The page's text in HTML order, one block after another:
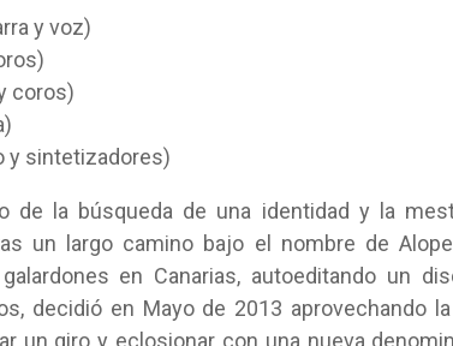
y voz)
coros)
y sintetizadores)
de la búsqueda de una identidad y la
un largo camino bajo el nombre de
en Canarias, autoeditando un
decidió en Mayo de 2013 aprovechando
un giro y eclosionar con una nueva